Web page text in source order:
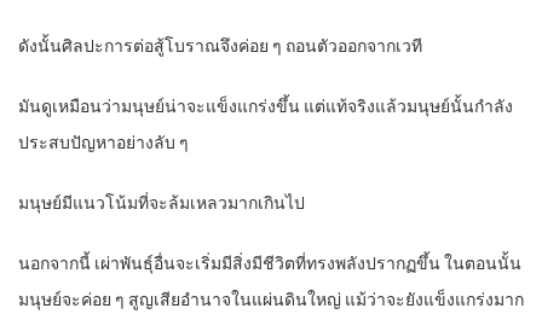
ดังนั้นศิลปะการต่อสู้โบราณจึงค่อย ๆ ถอนตัวออกจากเวที
มันดูเหมือนว่ามนุษย์น่าจะแข็งแกร่งขึ้น แต่แท้จริงแล้วมนุษย์นั้นกำลัง
ประสบปัญหาอย่างลับ ๆ
มนุษย์มีแนวโน้มที่จะล้มเหลวมากเกินไป
นอกจากนี้ เผ่าพันธุ์อื่นจะเริ่มมีสิ่งมีชีวิตที่ทรงพลังปรากฏขึ้น ในตอนนั้น
มนุษย์จะค่อย ๆ สูญเสียอำนาจในแผ่นดินใหญ่ แม้ว่าจะยังแข็งแกร่งมาก